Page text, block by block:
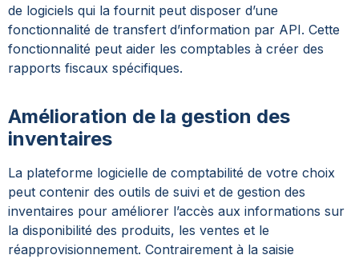
de logiciels qui la fournit peut disposer d’une
fonctionnalité de transfert d’information par API. Cette
fonctionnalité peut aider les comptables à créer des
rapports fiscaux spécifiques.
Amélioration de la gestion des
inventaires
La plateforme logicielle de comptabilité de votre choix
peut contenir des outils de suivi et de gestion des
inventaires pour améliorer l’accès aux informations sur
la disponibilité des produits, les ventes et le
réapprovisionnement. Contrairement à la saisie